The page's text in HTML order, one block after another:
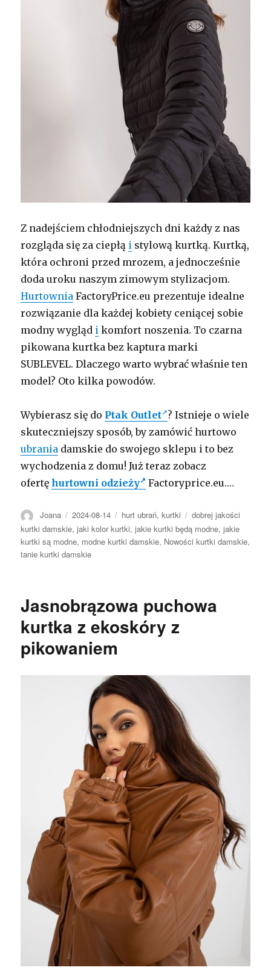
Z nadejściem chłodniejszych dni każdy z nas
rozgląda się za ciepłą i stylową kurtką. Kurtką,
która ochroni przed mrozem, a jednocześnie
doda uroku naszym zimowym stylizacjom.
Hurtownia FactoryPrice.eu prezentuje idealne
rozwiązanie dla każdej kobiety ceniącej sobie
modny wygląd i komfort noszenia. To czarna
pikowana kurtka bez kaptura marki
SUBLEVEL. Dlaczego warto wybrać właśnie ten
model? Oto kilka powodów.
Wybierasz się do Ptak Outlet ? Istnieje o wiele
skuteczniejszy sposób, by zamówić hurtowo
ubrania damskie do swojego sklepu i to bez
wychodzenia z domu! Już teraz zobacz
ofertęhurtowni odzieży Factoryprice.eu.…
Autor
Joana Opublikowano
2024-08-14 Kategorie
hurt ubrań,kurtki Tagi
dobrej jakości
kurtki damskie,jaki kolor kurtki,jakie kurtki będą modne,jakie
kurtki są modne, modne kurtki damskie, Nowości kurtki damskie,
tanie kurtki damskie
Jasnobrązowa puchowa
kurtka z ekoskóry z
pikowaniem